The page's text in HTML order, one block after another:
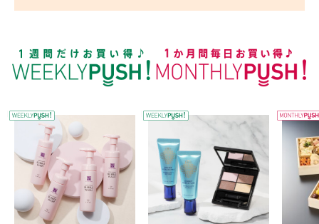
WEEKLY PUSH